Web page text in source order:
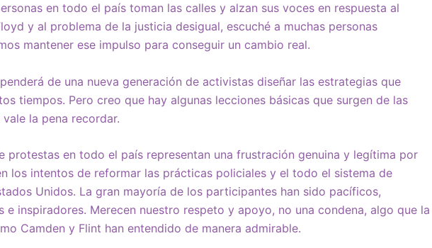
en todo el país toman las calles y alzan sus voces en respuesta al
y al problema de la justicia desigual, escuché a muchas personas
mantener ese impulso para conseguir un cambio real.
de una nueva generación de activistas diseñar las estrategias que
tiempos. Pero creo que hay algunas lecciones básicas que surgen de las
la pena recordar.
protestas en todo el país representan una frustración genuina y legítima por
los intentos de reformar las prácticas policiales y el todo el sistema de
Unidos. La gran mayoría de los participantes han sido pacíficos,
e inspiradores. Merecen nuestro respeto y apoyo, no una condena, algo que la
Camden y Flint han entendido de manera admirable.